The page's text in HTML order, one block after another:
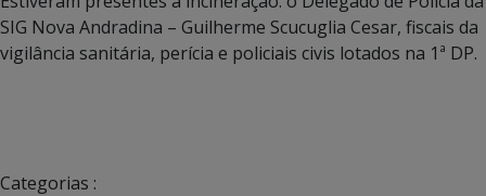
SIG Nova Andradina – Guilherme Scucuglia Cesar, fiscais da
vigilância sanitária, perícia e policiais civis lotados na 1ª DP.
Categorias :